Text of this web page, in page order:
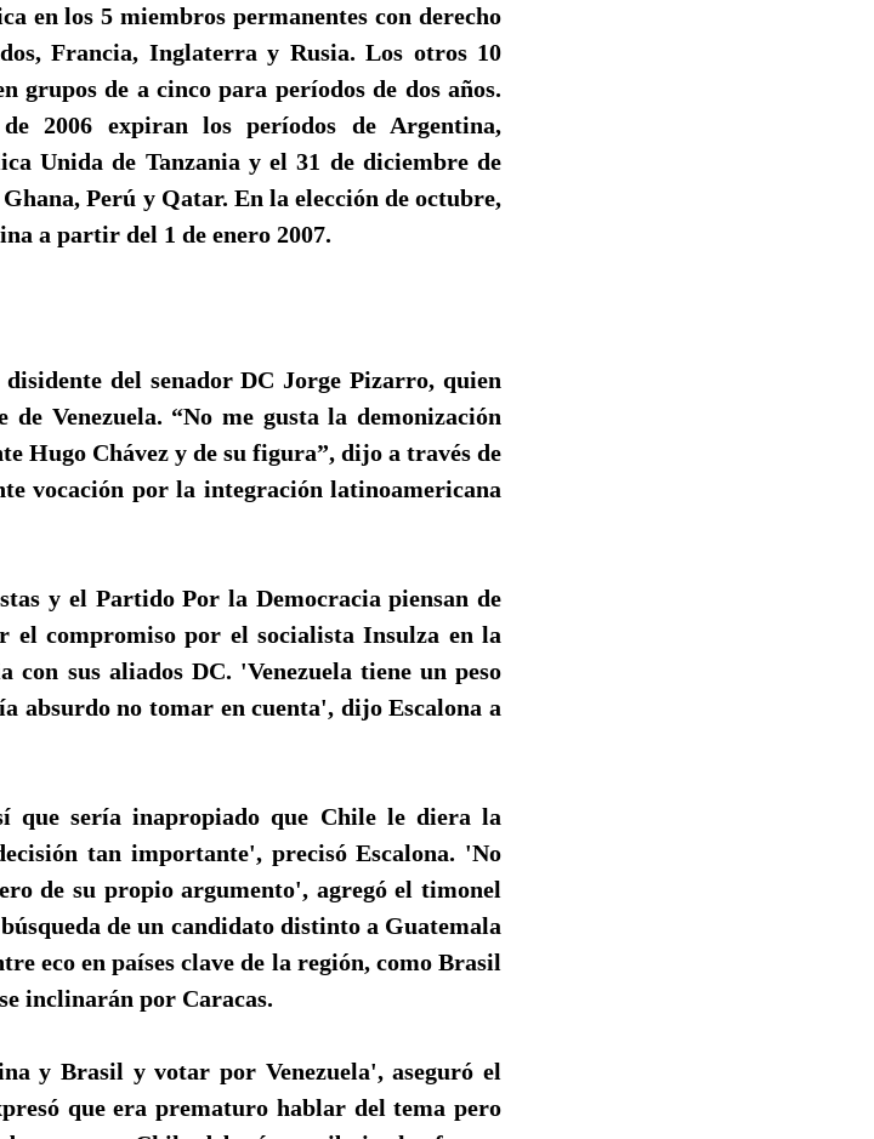
en los 5 miembros permanentes con derecho
Francia, Inglaterra y Rusia. Los otros 10
grupos de a cinco para períodos de dos años.
2006 expiran los períodos de Argentina,
Unida de Tanzania y el 31 de diciembre de
Perú y Qatar. En la elección de octubre,
a partir del 1 de enero 2007.
del senador DC Jorge Pizarro, quien
Venezuela. “No me gusta la demonización
Hugo Chávez y de su figura”, dijo a través de
vocación por la integración latinoamericana
y el Partido Por la Democracia piensan de
el compromiso por el socialista Insulza en la
sus aliados DC. 'Venezuela tiene un peso
absurdo no tomar en cuenta', dijo Escalona a
que sería inapropiado que Chile le diera la
tan importante', precisó Escalona. 'No
de su propio argumento', agregó el timonel
de un candidato distinto a Guatemala
eco en países clave de la región, como Brasil
inclinarán por Caracas.
y Brasil y votar por Venezuela', aseguró el
que era prematuro hablar del tema pero